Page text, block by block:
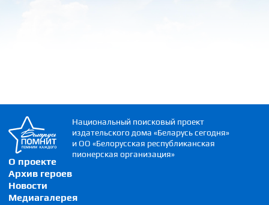
О проекте
Архив героев
Новости
Медиагалерея
Национальный поисковый проект
издательского дома «Беларусь сегодня»
и ОО «Белорусская республиканская
пионерская организация»